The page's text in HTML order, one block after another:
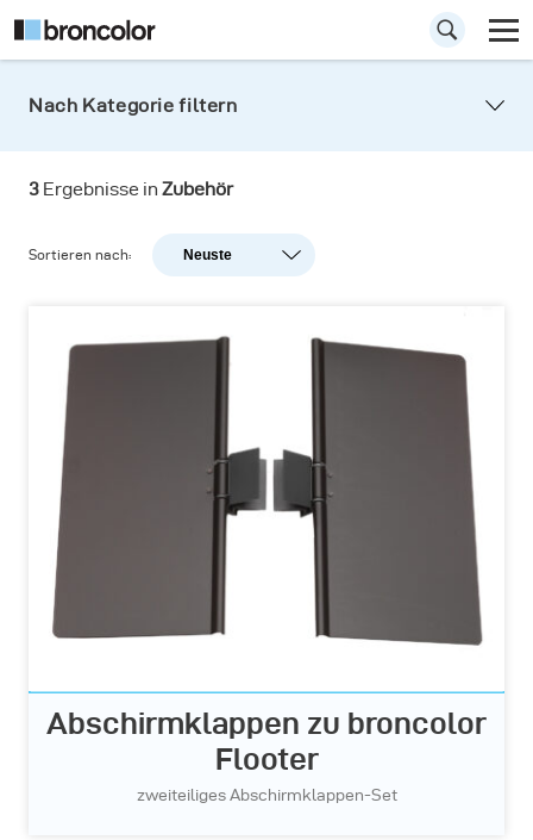
Nach Kategorie filtern
3 Ergebnisse in Zubehör
Sortieren nach: Neuste
Neuste
Abschirmklappen zu broncolor
Flooter
zweiteiliges Abschirmklappen-Set